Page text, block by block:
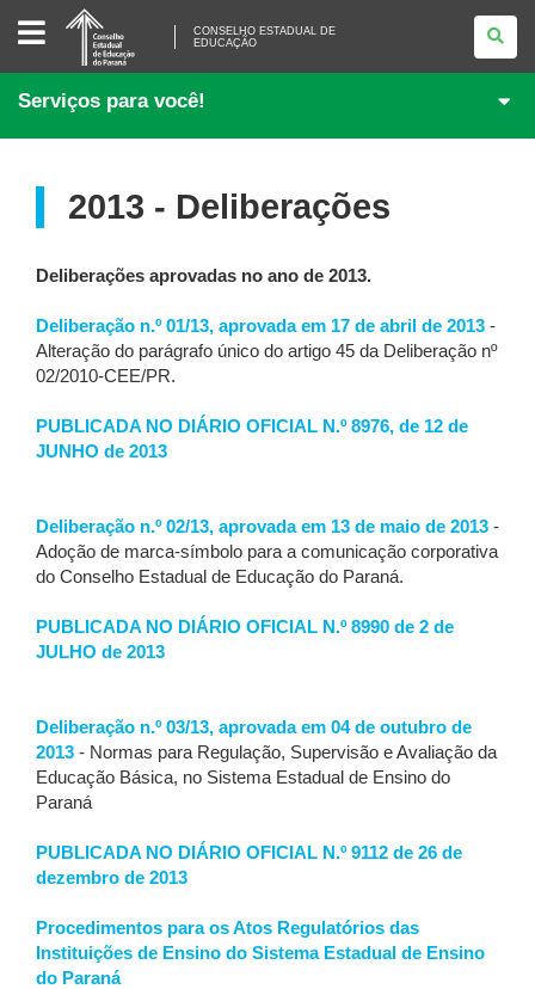
CONSELHO
ESTADUAL
EDUCAÇÃO
CONSELHO ESTADUAL DE
EDUCAÇÃO
Serviços para você!
2013 - Deliberações
Deliberações aprovadas no ano de 2013.
Deliberação n.º 01/13, aprovada em 17 de abril de 2013 -
Alteração do parágrafo único do artigo 45 da Deliberação nº
02/2010-CEE/PR.
PUBLICADA NO DIÁRIO OFICIAL N.º 8976, de 12 de
JUNHO de 2013
Deliberação n.º 02/13, aprovada em 13 de maio de 2013 -
Adoção de marca-símbolo para a comunicação corporativa
do Conselho Estadual de Educação do Paraná.
PUBLICADA NO DIÁRIO OFICIAL N.º 8990 de 2 de
JULHO de 2013
Deliberação n.º 03/13, aprovada em 04 de outubro de
2013 - Normas para Regulação, Supervisão e Avaliação da
Educação Básica, no Sistema Estadual de Ensino do
Paraná
PUBLICADA NO DIÁRIO OFICIAL N.º 9112 de 26 de
dezembro de 2013
Procedimentos para os Atos Regulatórios das
Instituições de Ensino do Sistema Estadual de Ensino
do Paraná